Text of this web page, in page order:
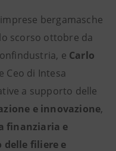
bergamasche
scorso ottobre da
e Carlo
Ceo di Intesa
a supporto delle
e innovazione,
finanziaria e
delle filiere e